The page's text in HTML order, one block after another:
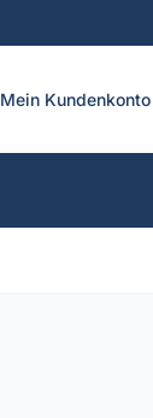
Mein Kundenkonto